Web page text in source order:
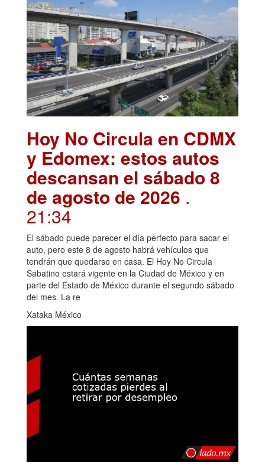
Hoy No Circula en CDMX
y Edomex: estos autos
descansan el sábado 8
de agosto de 2026 .
21:34
El sábado puede parecer el día perfecto para sacar el
auto, pero este 8 de agosto habrá vehículos que
tendrán que quedarse en casa. El Hoy No Circula
Sabatino estará vigente en la Ciudad de México y en
parte del Estado de México durante el segundo sábado
del mes. La re
Xataka México